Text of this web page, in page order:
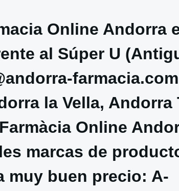
Online Andorra
al Súper U
farmacia.com
la Vella, Andorra
Online
marcas de
muy buen precio: A-